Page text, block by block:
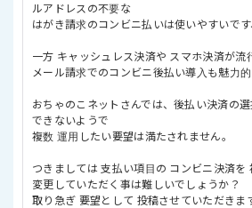
ルアドレスの不要な
はがき請求のコンビニ払いは使いやすいです
一方 キャッシュレス決済や スマホ決済が流
メール請求でのコンビニ後払い導入も魅力的
おちゃのこネットさんでは、後払い決済の
できないようで
複数 運用したい要望は満たされません。
つきましては 支払い項目の コンビニ決済を
変更していただく事は難しいでしょうか？
取り急ぎ 要望として 投稿させていただきま